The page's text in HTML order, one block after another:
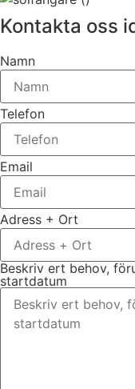
Kontakta oss
Namn
Telefon
Email
Adress + Ort
Beskriv ert behov,
startdatum